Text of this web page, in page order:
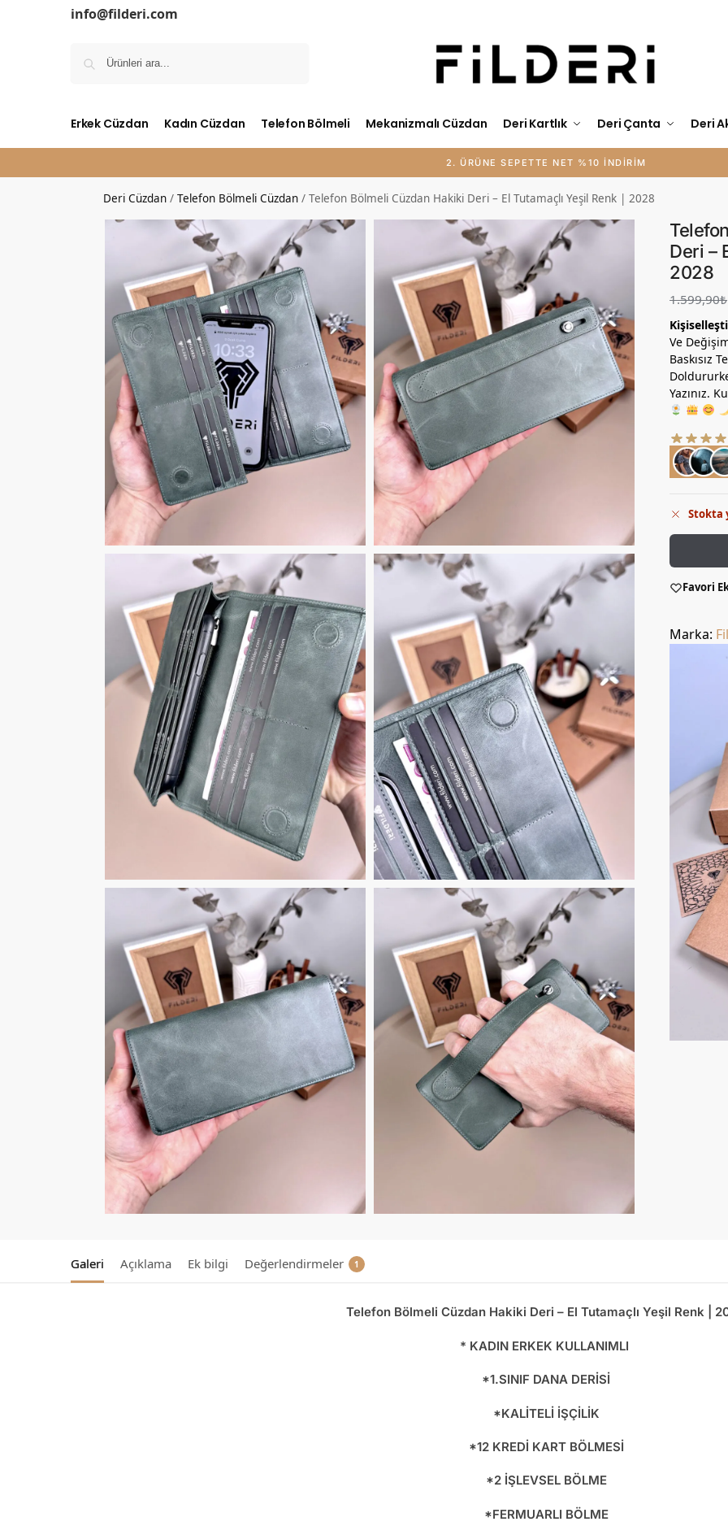
info@filderi.com
Erkek Cüzdan Kadın Cüzdan Telefon Bölmeli Mekanizmalı Cüzdan Deri Kartlık Deri Çanta Deri
KİŞİYE ÖZEL İSİM BASKISI ÜCRETSİZ
Deri Cüzdan /Telefon Bölmeli Cüzdan /Telefon Bölmeli Cüzdan Hakiki Deri – El Tutamaçlı Yeşil Renk | 2028
Deri –
2028
1.599,90₺
Ve
Baskısız
Yazınız.
Stokta
Favori
Marka:
Galeri Açıklama Ek bilgi Değerlendirmeler 1
Telefon Bölmeli Cüzdan Hakiki Deri – El Tutamaçlı Yeşil Renk |
* KADIN ERKEK KULLANIMLI
*1.SINIF DANA DERİSİ
*KALİTELİ İŞÇİLİK
*12 KREDİ KART BÖLMESİ
*2 İŞLEVSEL BÖLME
*FERMUARLI BÖLME